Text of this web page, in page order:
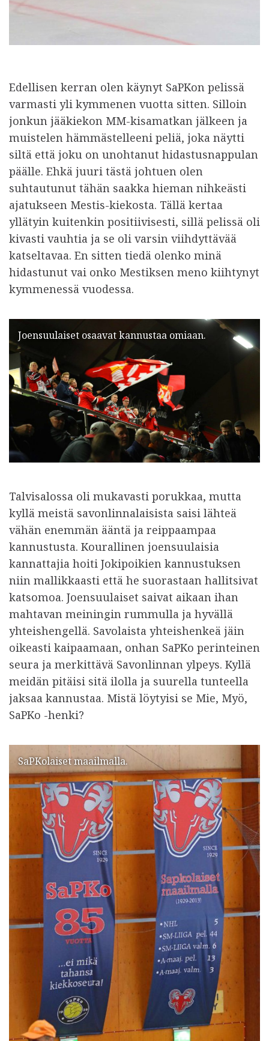
Edellisen kerran olen käynyt SaPKon pelissä
varmasti yli kymmenen vuotta sitten. Silloin
jonkun jääkiekon MM-kisamatkan jälkeen ja
muistelen hämmästelleeni peliä, joka näytti
siltä että joku on unohtanut hidastusnappulan
päälle. Ehkä juuri tästä johtuen olen
suhtautunut tähän saakka hieman nihkeästi
ajatukseen Mestis-kiekosta. Tällä kertaa
yllätyin kuitenkin positiivisesti, sillä pelissä oli
kivasti vauhtia ja se oli varsin viihdyttävää
katseltavaa. En sitten tiedä olenko minä
hidastunut vai onko Mestiksen meno kiihtynyt
kymmenessä vuodessa.
Joensuulaiset osaavat kannustaa omiaan.
Talvisalossa oli mukavasti porukkaa, mutta
kyllä meistä savonlinnalaisista saisi lähteä
vähän enemmän ääntä ja reippaampaa
kannustusta. Kourallinen joensuulaisia
kannattajia hoiti Jokipoikien kannustuksen
niin mallikkaasti että he suorastaan hallitsivat
katsomoa. Joensuulaiset saivat aikaan ihan
mahtavan meiningin rummulla ja hyvällä
yhteishengellä. Savolaista yhteishenkeä jäin
oikeasti kaipaamaan, onhan SaPKo perinteinen
seura ja merkittävä Savonlinnan ylpeys. Kyllä
meidän pitäisi sitä ilolla ja suurella tunteella
jaksaa kannustaa. Mistä löytyisi se Mie, Myö,
SaPKo -henki?
SaPKolaiset maailmalla.